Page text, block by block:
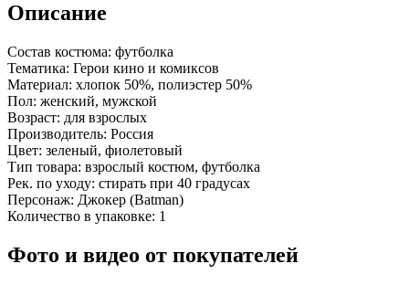
Описание
Состав костюма: футболка
Тематика: Герои кино и комиксов
Материал: хлопок 50%, полиэстер 50%
Пол: женский, мужской
Возраст: для взрослых
Производитель: Россия
Цвет: зеленый, фиолетовый
Тип товара: взрослый костюм, футболка
Рек. по уходу: стирать при 40 градусах
Персонаж: Джокер (Batman)
Количество в упаковке: 1
Фото и видео от покупателей